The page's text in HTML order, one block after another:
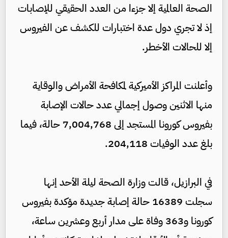
الصحة العالمية إلا جزءا من العدد الحقيقي للإصابات
إذ لا تجري دول عدة اختبارات للكشف عن الفيروس
إلا للحالات الأخطر.
وأعلنت المراكز الأميركية لمكافحة الأمراض والوقاية
منها الاثنين وصول إجمالي عدد حالات الإصابة
بفيروس كورونا المستجد إلى 7,004,768 حالة، فيما
بلغ عدد الوفيات 204,118.
في البرازيل، قالت وزارة الصحة ليلة الأحد إنها
سجلت 16389 حالة إصابة جديدة مؤكدة بفيروس
كورونا و363 وفاة على مدار أربع وعشرين ساعة،